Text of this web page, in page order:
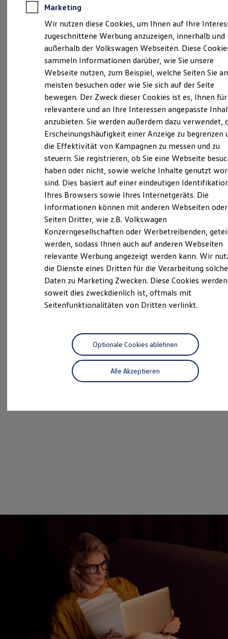
Reparatur & Service
Sommer-Special
Reparatur, Pflege & Inspektion
Servicetermin anfragen
Service-Vorteile bei Volkswagen Nutzfahrzeuge
ServicePlus
Economy Service
Räder & Reifen Service
Ersatzfahrzeuge
Notdienst und Pannenhilfe
Software, Konnektivität & Apps
California App
VW Connect für Ihren Transporter/Caravelle
VW Connect für Ihren Amarok
VW Connect für andere Modelle
Fleet Interface Data
Multistop Pathfinder
Übersicht Software Updates
Digitales Bordbuch
Fahrerassistenz- und Sicherheitssysteme
Kontrollleuchten
Kurzfahrprofile und Ölverdünnung
Batterieverordnung
XTL-Dieselkraftstoff
Ersatzteile und Betriebsflüssigkeiten
Original Zubehör und Lifestyle Produkte
myVolkswagen
myVolkswagen Business
Elektrisch & Autonom
Unser Ansatz
Reichweitensimulator
Ladezeitensimulator
Ladelösungen für Privatkunden
Ladelösungen für Gewerbekunden
Wallbox und Ladekabel
Bidirektionales Laden
Fördermöglichkeiten für Gewerbekunden
Übernachten im California
Karriere im Unternehmen
Karriere im Autohaus
Nachhaltigkeit
Kunden
Gesellschaft
Natur
Events
Unsere Leistungenim
Überblick
Service
UnsereService
Leistungen
Inspektionsservice
Profis am Werk: Lassen Sie alle
Anforderungen Ihres Fahrzeugs und werden
regelmäßig geschult. Im Rahmen einer
Inspektion wird Ihr Fahrzeug von unseren
Service-Spezialisten sorgfältig geprüft.
Marketing
Wir nutzen diese Cookies, um Ihnen auf Ihre
zugeschnittene Werbung anzuzeigen, innerhalb und
außerhalb der Volkswagen Webseiten. Diese
sammeln Informationen darüber, wie Sie unsere
Webseite nutzen, zum Beispiel, welche Seiten Sie
meisten besuchen oder wie Sie sich auf der Seite
bewegen. Der Zweck dieser Cookies ist es, Ihnen für
relevantere und an Ihre Interessen angepasste
anzubieten. Sie werden außerdem dazu verwendet,
Erscheinungshäufigkeit einer Anzeige zu begrenzen
die Effektivität von Kampagnen zu messen und zu
steuern. Sie registrieren, ob Sie eine Webseite
haben oder nicht, sowie welche Inhalte genutzt
sind. Dies basiert auf einer eindeutigen
Ihres Browsers sowie Ihres Internetgeräts. Die
Informationen können mit anderen Webseiten oder
Seiten Dritter, wie z.B. Volkswagen
Konzerngesellschaften oder Werbetreibenden,
werden, sodass Ihnen auch auf anderen Webseiten
relevante Werbung angezeigt werden kann. Wir
die Dienste eines Dritten für die Verarbeitung
Daten zu Marketing Zwecken. Diese Cookies
soweit dies zweckdienlich ist, oftmals mit
Seitenfunktionalitäten von Dritten verlinkt.
Alle Akzeptieren
Optionale Cookies ablehnen